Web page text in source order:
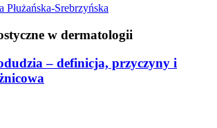
Płużańska-Srebrzyńska
w dermatologii
– definicja, przyczyny i